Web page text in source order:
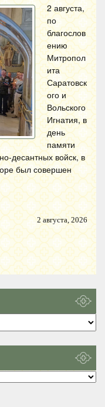
2 августа,
по
благослов
ению
Митропол
ита
Саратовск
ого и
Вольского
Игнатия, в
день
памяти
десантных войск, в
был совершен
2 августа, 2026